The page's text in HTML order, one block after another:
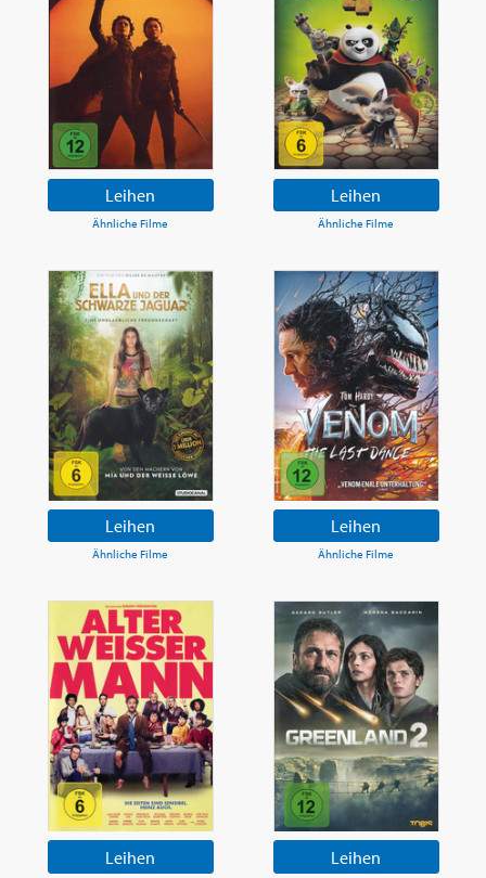
Leihen
Ähnliche Filme
Leihen
Ähnliche Filme
Leihen
Ähnliche Filme
Leihen
Ähnliche Filme
Leihen Leihen